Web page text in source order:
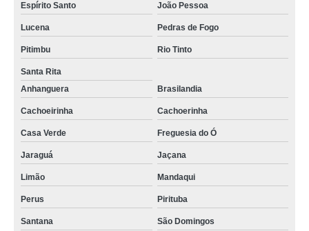
Espírito Santo João Pessoa
Lucena Pedras de Fogo
Pitimbu Rio Tinto
Santa Rita
Anhanguera
Brasilandia
Cachoeirinha Cachoerinha
Casa Verde Freguesia do Ó
Jaraguá Jaçana
Limão Mandaqui
Perus Pirituba
Santana São Domingos